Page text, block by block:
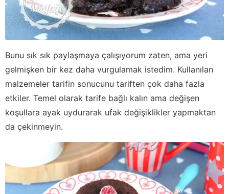
Bunu sık sık paylaşmaya çalışıyorum zaten, ama yeri
gelmişken bir kez daha vurgulamak istedim. Kullanılan
malzemeler tarifin sonucunu tariften çok daha fazla
etkiler. Temel olarak tarife bağlı kalın ama değişen
koşullara ayak uydurarak ufak değişiklikler yapmaktan
da çekinmeyin.